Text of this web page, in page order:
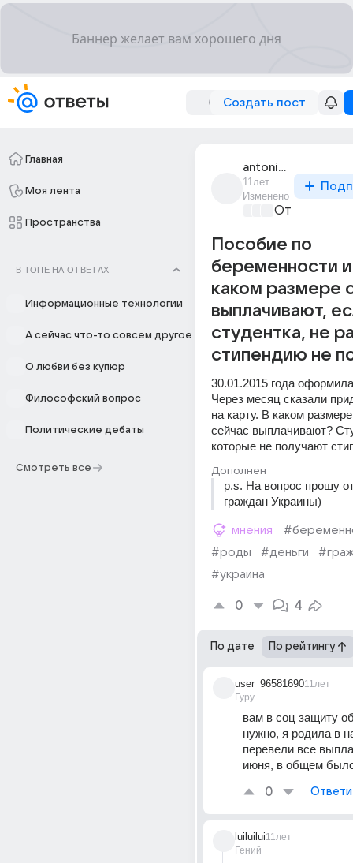
Создать пост
Главная
Моя лента
Пространства
В ТОПЕ НА ОТВЕТАХ
Информационные технологии
А сейчас что-то совсем другое
О любви без купюр
Философский вопрос
Политические дебаты
Смотреть все
antonia_80
11лет
Изменено
От
Пособие по
беременности
каком размере
выплачивают,
студентка, не
стипендию не
30.01.2015 года
Через месяц сказали
на карту. В каком
сейчас выплачивают?
которые не получают
Дополнен
p.s. На вопрос прошу
граждан Украины)
мнения
#роды
#деньги
#украина
0 4
По дате По рейтингу
user_96581690
Гуру
11лет
вам в соц защиту
нужно, я родила в
перевели все
июня, в общем
0
luiluilui
Гений
11лет